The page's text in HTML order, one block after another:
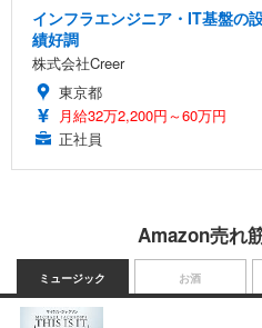
インフラエンジニア・IT基盤の
績好調
株式会社Creer
東京都
月給32万2,200円～60万円
正社員
Amazon売れ
ミュージック お酒